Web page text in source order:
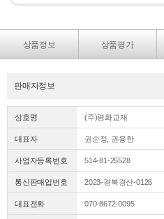
상품정보 상품평가
판매자정보
상호명 (주)평화교재
대표자 권순정, 권용한
사업자등록번호 514-81-25528
통신판매업번호 2023-경북경산-0126
대표전화 070-8672-0095